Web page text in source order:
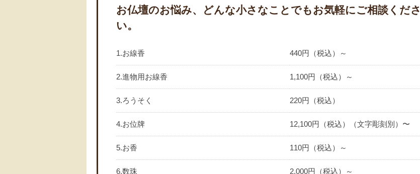
お仏壇のお悩み、どんな小さなことでもお気軽にご相談くださ
い。
1.お線香 440円（税込）～
2.進物用お線香 1,100円（税込）～
3.ろうそく 220円（税込）
4.お位牌 12,100円（税込）（文字彫刻別）〜
5.お香 110円（税込）～
6.数珠 2,000円（税込）～